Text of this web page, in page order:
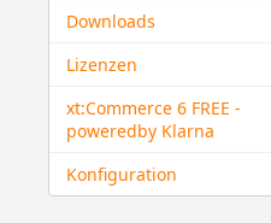
Downloads
Lizenzen
xt:Commerce 6 FREE -
powered​by Klarna
Konfiguration